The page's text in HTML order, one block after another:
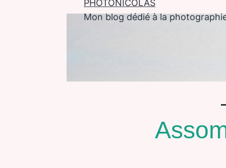
PHOTONICOLAS
Mon blog dédié à la